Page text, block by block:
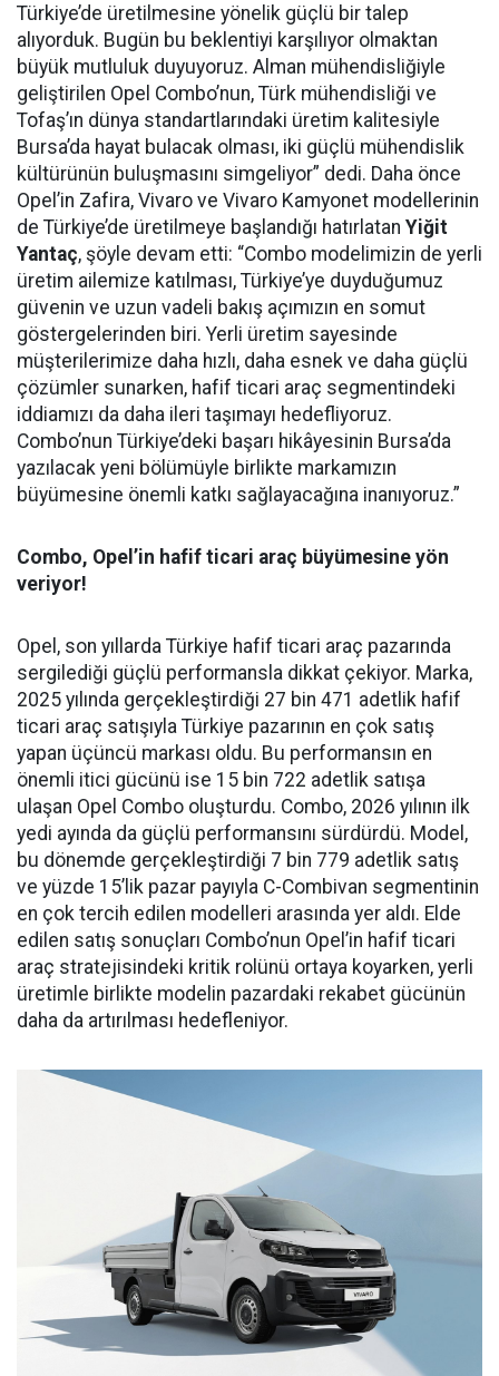
Türkiye’de üretilmesine yönelik güçlü bir talep
alıyorduk. Bugün bu beklentiyi karşılıyor olmaktan
büyük mutluluk duyuyoruz. Alman mühendisliğiyle
geliştirilen Opel Combo’nun, Türk mühendisliği ve
Tofaş’ın dünya standartlarındaki üretim kalitesiyle
Bursa’da hayat bulacak olması, iki güçlü mühendislik
kültürünün buluşmasını simgeliyor” dedi. Daha önce
Opel’in Zafira, Vivaro ve Vivaro Kamyonet modellerinin
de Türkiye’de üretilmeye başlandığı hatırlatan Yiğit
Yantaç, şöyle devam etti: “Combo modelimizin de yerli
üretim ailemize katılması, Türkiye’ye duyduğumuz
güvenin ve uzun vadeli bakış açımızın en somut
göstergelerinden biri. Yerli üretim sayesinde
müşterilerimize daha hızlı, daha esnek ve daha güçlü
çözümler sunarken, hafif ticari araç segmentindeki
iddiamızı da daha ileri taşımayı hedefliyoruz.
Combo’nun Türkiye’deki başarı hikâyesinin Bursa’da
yazılacak yeni bölümüyle birlikte markamızın
büyümesine önemli katkı sağlayacağına inanıyoruz.”
Combo, Opel’in hafif ticari araç büyümesine yön
veriyor!
Opel, son yıllarda Türkiye hafif ticari araç pazarında
sergilediği güçlü performansla dikkat çekiyor. Marka,
2025 yılında gerçekleştirdiği 27 bin 471 adetlik hafif
ticari araç satışıyla Türkiye pazarının en çok satış
yapan üçüncü markası oldu. Bu performansın en
önemli itici gücünü ise 15 bin 722 adetlik satışa
ulaşan Opel Combo oluşturdu. Combo, 2026 yılının ilk
yedi ayında da güçlü performansını sürdürdü. Model,
bu dönemde gerçekleştirdiği 7 bin 779 adetlik satış
ve yüzde 15’lik pazar payıyla C-Combivan segmentinin
en çok tercih edilen modelleri arasında yer aldı. Elde
edilen satış sonuçları Combo’nun Opel’in hafif ticari
araç stratejisindeki kritik rolünü ortaya koyarken, yerli
üretimle birlikte modelin pazardaki rekabet gücünün
daha da artırılması hedefleniyor.